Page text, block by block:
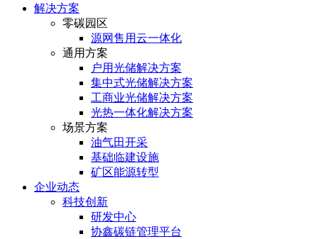
解决方案
零碳园区
源网售用云一体化
通用方案
户⽤光储解决⽅案
集中式光储解决⽅案
⼯商业光储解决⽅案
光热⼀体化解决⽅案
场景方案
油气田开采
基础临建设施
矿区能源转型
企业动态
科技创新
研发中心
协鑫碳链管理平台